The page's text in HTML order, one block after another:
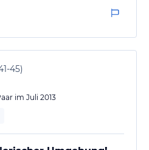
Kaffee ist eher
Kein Fernseher,
haben wir nicht gefragt.
daher setzt man alles unter
45)
im Juli 2013